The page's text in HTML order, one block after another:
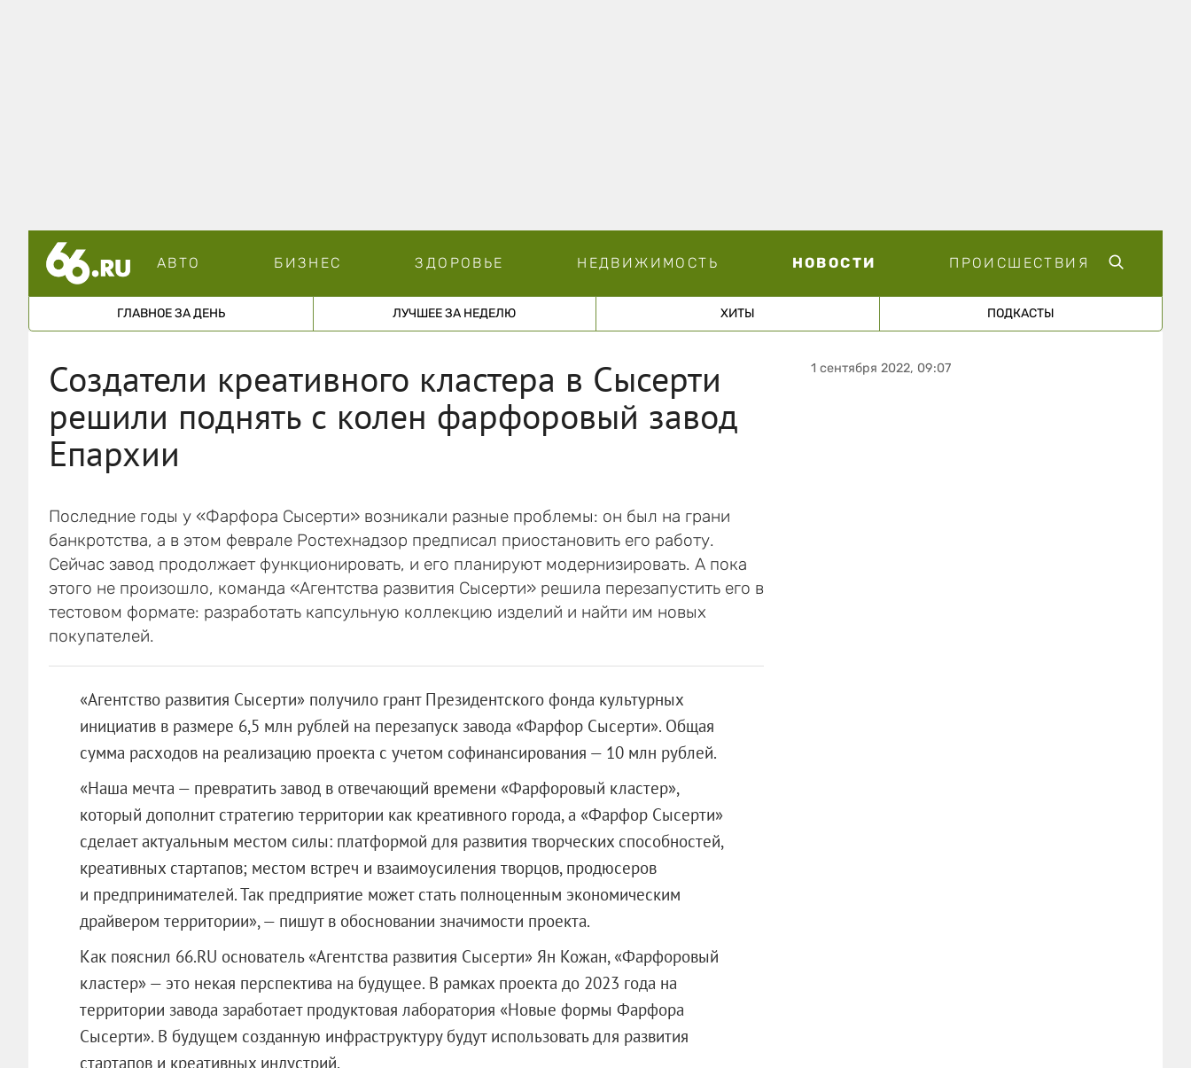
АВТО БИЗНЕС ЗДОРОВЬЕ НЕДВИЖИМОСТЬ НОВОСТИ ПРОИСШЕСТВИЯ
ГЛАВНОЕ ЗА ДЕНЬ ЛУЧШЕЕ ЗА НЕДЕЛЮ ХИТЫ ПОДКАСТЫ
Создатели креативного кластера в Сысерти
решили поднять с колен фарфоровый завод
Епархии
Последние годы у «Фарфора Сысерти» возникали разные проблемы: он был на грани
банкротства, а в этом феврале Ростехнадзор предписал приостановить его работу.
Сейчас завод продолжает функционировать, и его планируют модернизировать. А пока
этого не произошло, команда «Агентства развития Сысерти» решила перезапустить его в
тестовом формате: разработать капсульную коллекцию изделий и найти им новых
покупателей.
«Агентство развития Сысерти» получило грант Президентского фонда культурных
инициатив в размере 6,5 млн рублей на перезапуск завода «Фарфор Сысерти». Общая
сумма расходов на реализацию проекта с учетом софинансирования — 10 млн рублей.
«Наша мечта — превратить завод в отвечающий времени «Фарфоровый кластер»,
который дополнит стратегию территории как креативного города, а «Фарфор Сысерти»
сделает актуальным местом силы: платформой для развития творческих способностей,
креативных стартапов; местом встреч и взаимоусиления творцов, продюсеров
и предпринимателей. Так предприятие может стать полноценным экономическим
драйвером территории», — пишут в обосновании значимости проекта.
Как пояснил 66.RU основатель «Агентства развития Сысерти» Ян Кожан, «Фарфоровый
кластер» — это некая перспектива на будущее. В рамках проекта до 2023 года на
территории завода заработает продуктовая лаборатория «Новые формы Фарфора
Сысерти». В будущем созданную инфраструктуру будут использовать для развития
стартапов и креативных индустрий.
1 сентября 2022, 09:07